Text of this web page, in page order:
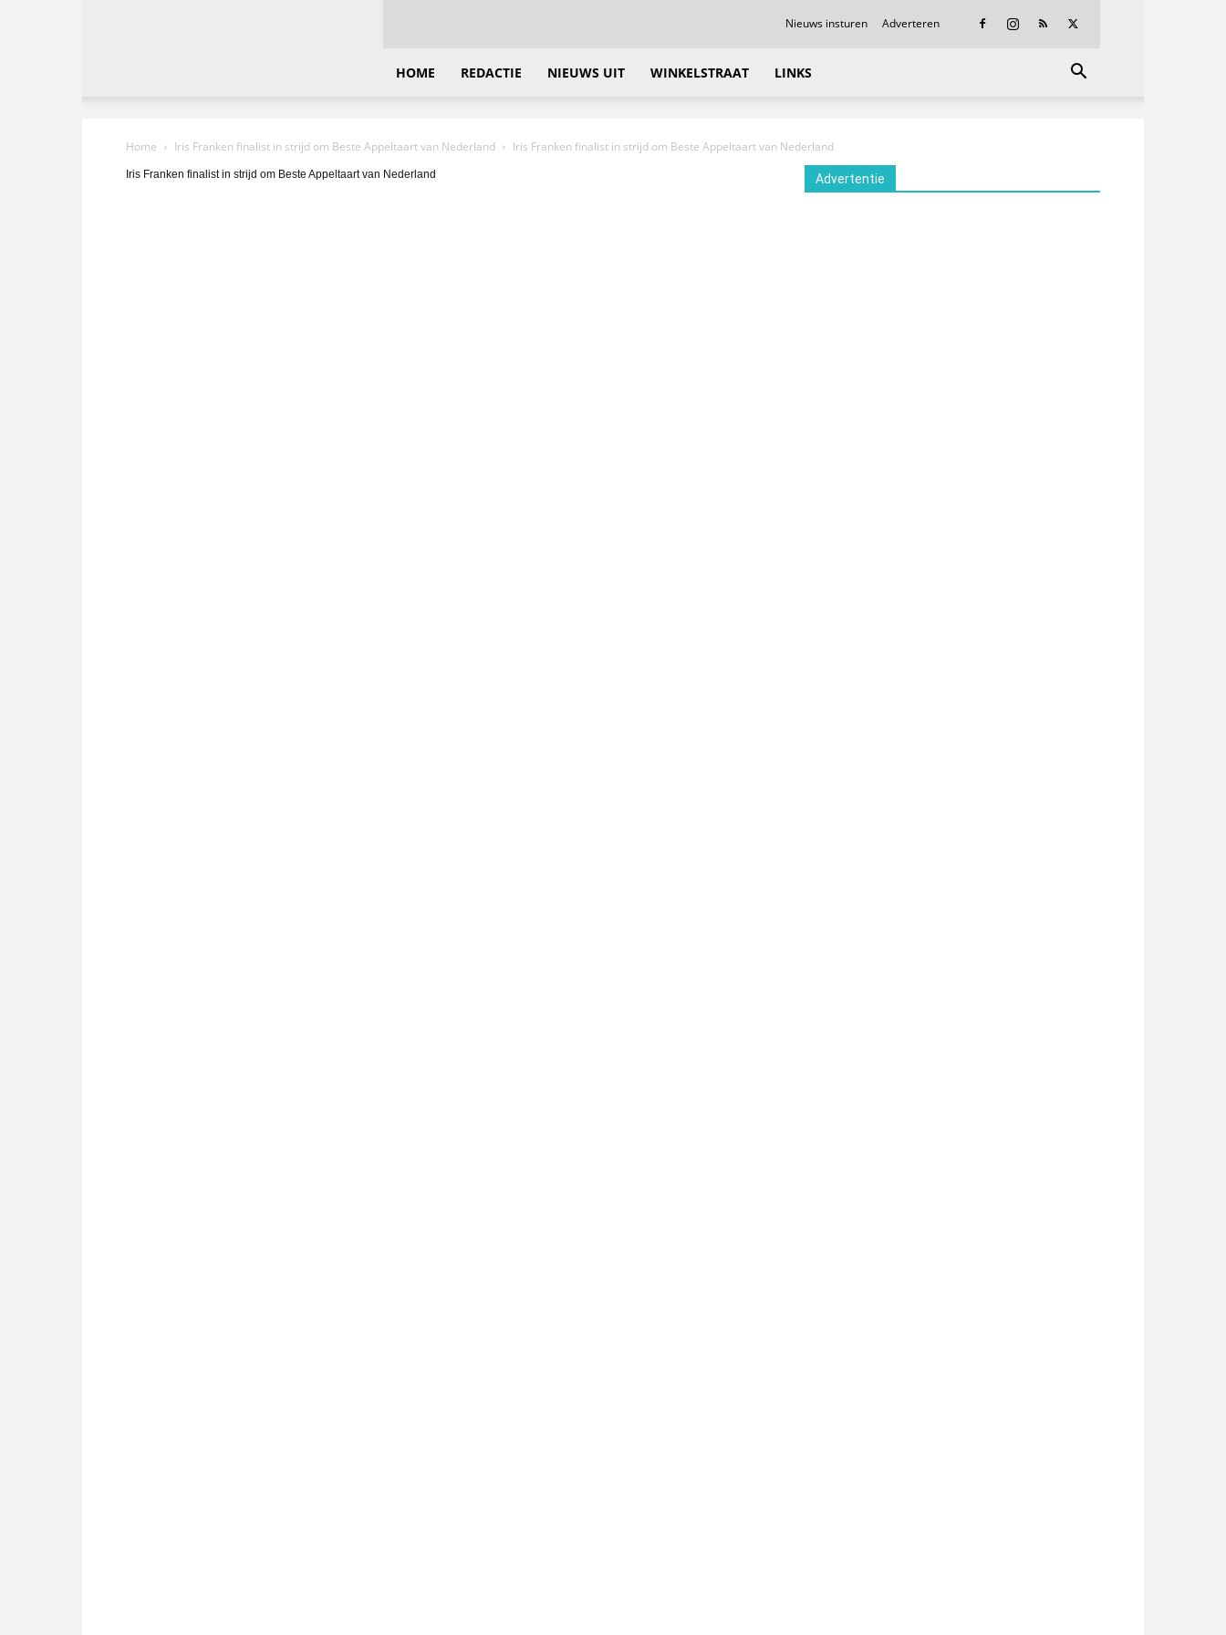
Nieuws insturen Adverteren
HOME REDACTIE NIEUWS UIT WINKELSTRAAT LINKS
Home Iris Franken finalist in strijd om Beste Appeltaart van Nederland Iris Franken finalist in strijd om Beste Appeltaart van Nederland
Iris Franken finalist in strijd om Beste Appeltaart van Nederland Advertentie